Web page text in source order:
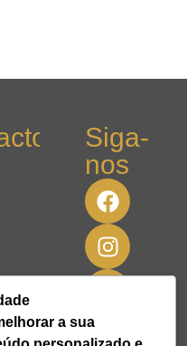
Siga-
nos
a sua